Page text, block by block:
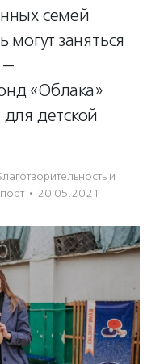
семей
могут заняться
—
«Облака»
детской
и
· 20.05.2021